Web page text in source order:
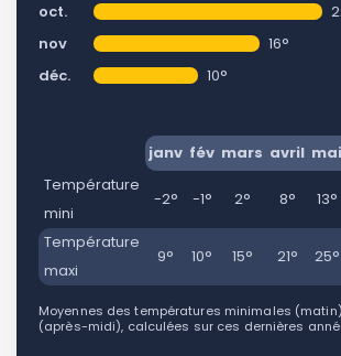
oct.
nov
16°
déc.
10°
janv fév mars avril mai
Température
mini
-2° -1° 2° 8° 13°
Température
maxi
9° 10° 15° 21° 25°
Moyennes des températures minimales
(après-midi), calculées sur ces dernières